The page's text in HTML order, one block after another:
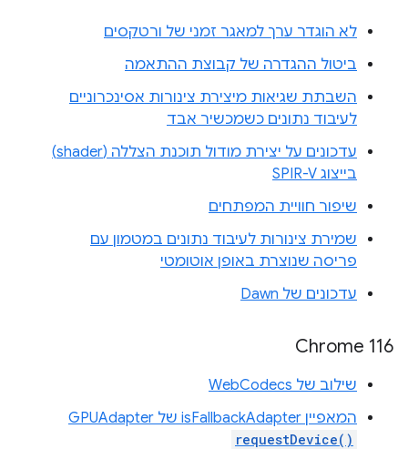
לא הוגדר ערך למאגר זמני של ורטקסים
ביטול ההגדרה של קבוצת ההתאמה
השבתת שגיאות מיצירת צינורות אסינכרוניים
לעיבוד נתונים כשמכשיר אבד
עדכונים על יצירת מודול תוכנת הצללה (shader)
בייצוג SPIR-V
שיפור חוויית המפתחים
שמירת צינורות לעיבוד נתונים במטמון עם
פריסה שנוצרת באופן אוטומטי
עדכונים של Dawn
Chrome 116
שילוב של WebCodecs
המאפיין isFallbackAdapter של ‎GPUAdapter
requestDevice()